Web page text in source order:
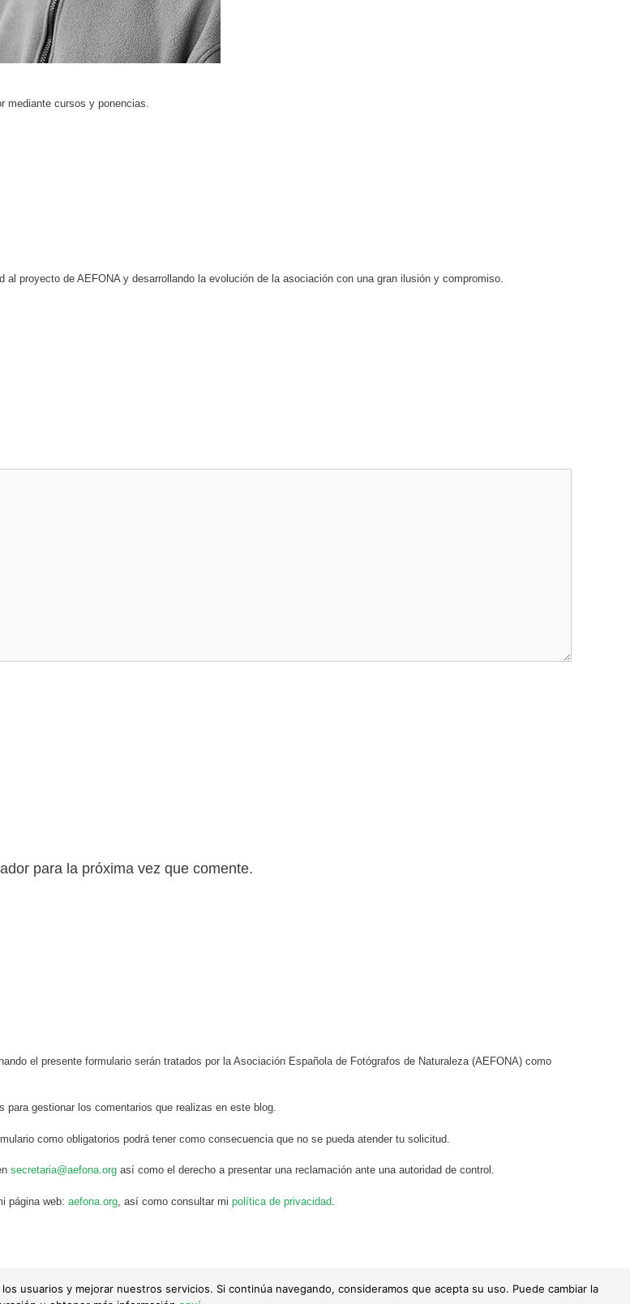
mediante cursos y ponencias.
proyecto de AEFONA y desarrollando la evolución de la asociación con una gran ilusión y compromiso.
para la próxima vez que comente.
el presente formulario serán tratados por la Asociación Española de Fotógrafos de Naturaleza (AEFONA) como
gestionar los comentarios que realizas en este blog.
como obligatorios podrá tener como consecuencia que no se pueda atender tu solicitud.
secretaria@aefona.org así como el derecho a presentar una reclamación ante una autoridad de control.
página web: aefona.org , así como consultar mi política de privacidad
totalmente prohibida su reproducción.
usuarios y mejorar nuestros servicios. Si continúa navegando, consideramos que acepta su uso. Puede cambiar la